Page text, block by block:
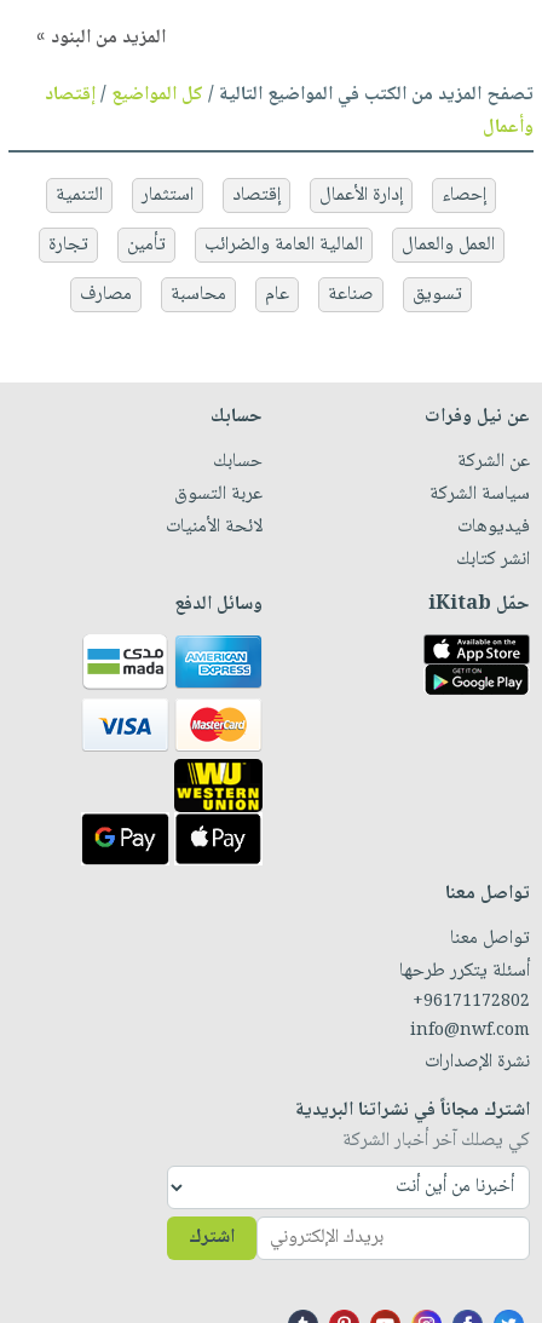
المزيد من البنود »
تصفح المزيد من الكتب في المواضيع التالية /كل المواضيع/إقتصاد
وأعمال
إحصاء إدارة الأعمال إقتصاد استثمار
التنمية
العمل والعمال
المالية العامة والضرائب تأمين
تجارة
تسويق
صناعة عام محاسبة مصارف
عن نيل وفرات
عن الشركة
سياسة الشركة
فيديوهات
انشر كتابك
حسابك
حسابك
عربة التسوق
لائحة الأمنيات
حمّل iKitab وسائل الدفع
تواصل معنا
تواصل معنا
أسئلة يتكرر طرحها
+96171172802
info@nwf.com
نشرة الإصدارات
اشترك مجاناً في نشراتنا البريدية
كي يصلك آخر أخبار الشركة
اشترك